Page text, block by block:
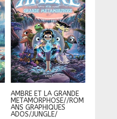
AMBRE ET LA GRANDE
METAMORPHOSE//ROM
ANS GRAPHIQUES
ADOS/JUNGLE/